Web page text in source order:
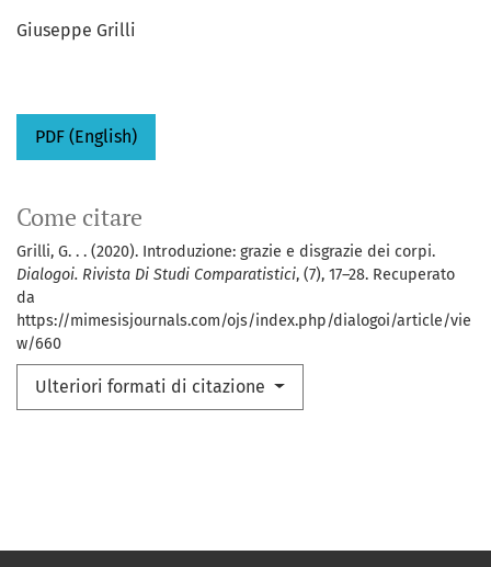
Giuseppe Grilli
PDF (English)
Come citare
Grilli, G. . . (2020). Introduzione: grazie e disgrazie dei corpi.
Dialogoi. Rivista Di Studi Comparatistici, (7), 17–28. Recuperato
da
https://mimesisjournals.com/ojs/index.php/dialogoi/article/vie
w/660
Ulteriori formati di citazione